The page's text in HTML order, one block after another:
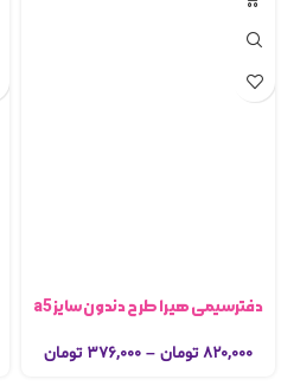
دفترسیمی هیرا طرح دندون سایز a5
۸۲۰,۰۰۰ تومان – ۳۷۶,۰۰۰ تومان